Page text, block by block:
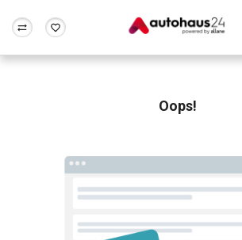
Rund um die Inzahlungnahme
Oops!